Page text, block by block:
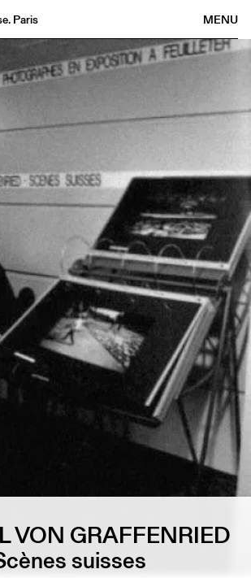
MENU
Paris
VON GRAFFENRIED
suisses